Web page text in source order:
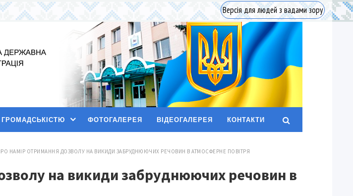
Версія для людей з вадами зору
ГРОМАДСЬКІСТЮ ФОТОГАЛЕРЕЯ ВІДЕОГАЛЕРЕЯ КОНТАКТИ
НАМІР ОТРИМАННЯ ДОЗВОЛУ НА ВИКИДИ ЗАБРУДНЮЮЧИХ РЕЧОВИН В АТМОСФЕРНЕ ПОВІТРЯ
на викиди забруднюючих речовин в